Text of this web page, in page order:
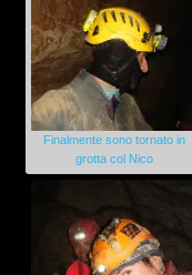
Finalmente sono tornato in
grotta col Nico